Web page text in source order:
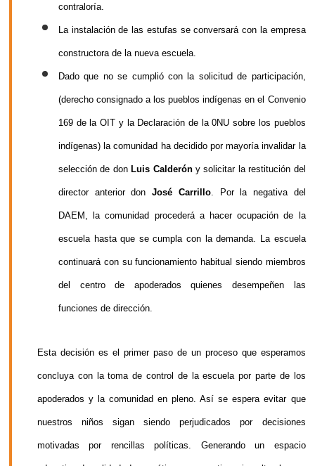
contraloría.
La instalación de las estufas se conversará con la empresa
constructora de la nueva escuela.
Dado que no se cumplió con la solicitud de participación,
(derecho consignado a los pueblos indígenas en el Convenio
169 de la OIT y la Declaración de la 0NU sobre los pueblos
indígenas) la comunidad ha decidido por mayoría invalidar la
selección de don Luis Calderóny solicitar la restitución del
director anterior donJosé Carrillo. Por la negativa del
DAEM, la comunidad procederá a hacer ocupación de la
escuela hasta que se cumpla con la demanda. La escuela
continuará con su funcionamiento habitual siendo miembros
del centro de apoderados quienes desempeñen las
funciones de dirección.
Esta decisión es el primer paso de un proceso que esperamos
concluya con la toma de control de la escuela por parte de los
apoderados y la comunidad en pleno. Así se espera evitar que
nuestros niños sigan siendo perjudicados por decisiones
motivadas por rencillas políticas. Generando un espacio